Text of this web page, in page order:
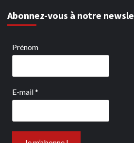
Abonnez-vous à notre
Prénom
E-mail*